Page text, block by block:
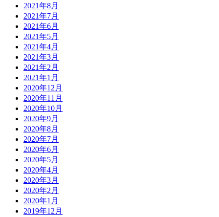
2021年8月
2021年7月
2021年6月
2021年5月
2021年4月
2021年3月
2021年2月
2021年1月
2020年12月
2020年11月
2020年10月
2020年9月
2020年8月
2020年7月
2020年6月
2020年5月
2020年4月
2020年3月
2020年2月
2020年1月
2019年12月